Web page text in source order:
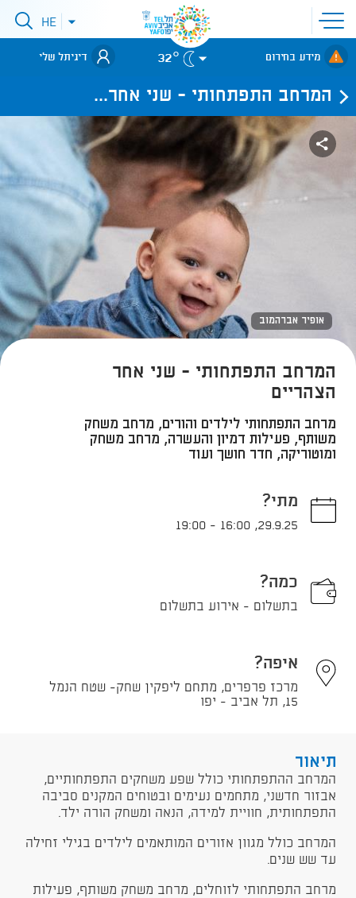
פתיחת
תפריט
אתר
לאתר עיריית
תל-אביב
פתיחתHE
מידע בחירום 32° דיגיתל שלי
המרחב התפתחותי - שני אחר...
אופיר אברהמוב
המרחב התפתחותי - שני אחר
הצהריים
מרחב התפתחותי לילדים והורים, מרחב משחק
משותף, פעילות דמיון והעשרה, מרחב משחק
ומוטוריקה, חדר חושך ועוד
מתי?
29.9.25
,
16:00
-
19:00
כמה?
בתשלום - אירוע בתשלום
איפה?
מרכז פרפרים, מתחם ליפקין שחק- שטח הנמל
15, תל אביב - יפו
תיאור
המרחב ההתפתחותי כולל שפע משחקים התפתחותיים,
אבזור חדשני, מתחמים נעימים ובטוחים המקנים סביבה
התפתחותית, חוויית למידה, הנאה ומשחק הורה ילד.
המרחב כולל מגוון אזורים המותאמים לילדים בגילי זחילה
עד שש שנים.
מרחב התפתחותי לזוחלים, מרחב משחק משותף, פעילות